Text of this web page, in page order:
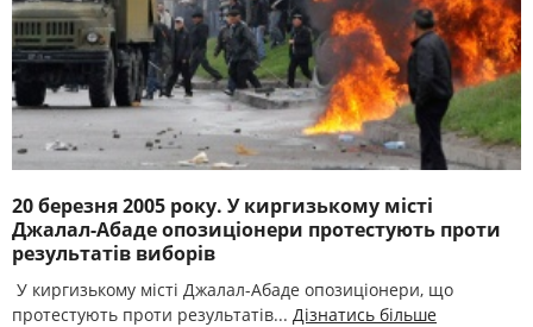
20 березня 2005 року. У киргизькому місті
Джалал-Абаде опозиціонери протестують проти
результатів виборів
У киргизькому місті Джалал-Абаде опозиціонери, що
протестують проти результатів... Дізнатись більше